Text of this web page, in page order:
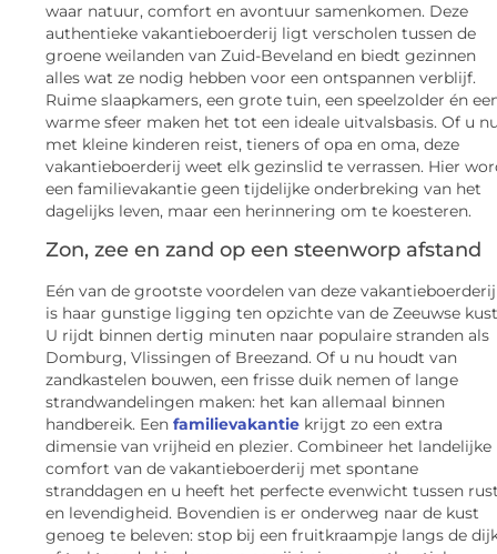
waar natuur, comfort en avontuur samenkomen. Deze
authentieke vakantieboerderij ligt verscholen tussen de
groene weilanden van Zuid-Beveland en biedt gezinnen
alles wat ze nodig hebben voor een ontspannen verblijf.
Ruime slaapkamers, een grote tuin, een speelzolder én
warme sfeer maken het tot een ideale uitvalsbasis. Of u
met kleine kinderen reist, tieners of opa en oma, deze
vakantieboerderij weet elk gezinslid te verrassen. Hier
een familievakantie geen tijdelijke onderbreking van het
dagelijks leven, maar een herinnering om te koesteren.
Zon, zee en zand op een steenworp afstand
Eén van de grootste voordelen van deze vakantieboerderij
is haar gunstige ligging ten opzichte van de Zeeuwse
U rijdt binnen dertig minuten naar populaire stranden als
Domburg, Vlissingen of Breezand. Of u nu houdt van
zandkastelen bouwen, een frisse duik nemen of lange
strandwandelingen maken: het kan allemaal binnen
handbereik. Een familievakantie krijgt zo een extra
dimensie van vrijheid en plezier. Combineer het landelijke
comfort van de vakantieboerderij met spontane
stranddagen en u heeft het perfecte evenwicht tussen
en levendigheid. Bovendien is er onderweg naar de kust
genoeg te beleven: stop bij een fruitkraampje langs de